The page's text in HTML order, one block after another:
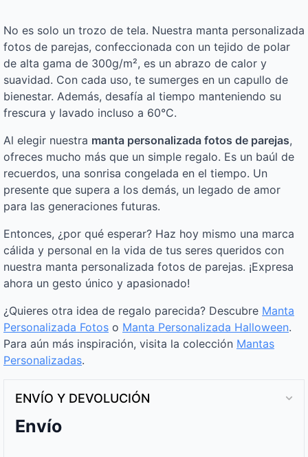
No es solo un trozo de tela. Nuestra manta personalizada
fotos de parejas, confeccionada con un tejido de polar
de alta gama de 300g/m², es un abrazo de calor y
suavidad. Con cada uso, te sumerges en un capullo de
bienestar. Además, desafía al tiempo manteniendo su
frescura y lavado incluso a 60°C.
Al elegir nuestra manta personalizada fotos de parejas,
ofreces mucho más que un simple regalo. Es un baúl de
recuerdos, una sonrisa congelada en el tiempo. Un
presente que supera a los demás, un legado de amor
para las generaciones futuras.
Entonces, ¿por qué esperar? Haz hoy mismo una marca
cálida y personal en la vida de tus seres queridos con
nuestra manta personalizada fotos de parejas. ¡Expresa
ahora un gesto único y apasionado!
¿Quieres otra idea de regalo parecida? Descubre Manta
Personalizada Fotos o Manta Personalizada Halloween.
Para aún más inspiración, visita la colección Mantas
Personalizadas.
ENVÍO Y DEVOLUCIÓN
Envío